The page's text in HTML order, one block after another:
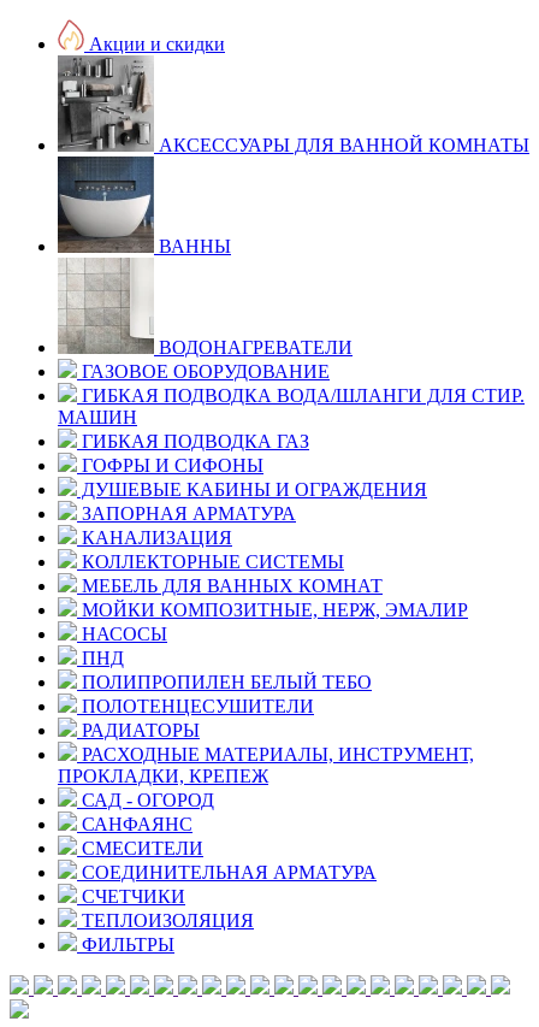
Акции и скидки
АКСЕССУАРЫ ДЛЯ ВАННОЙ КОМНАТЫ
ВАННЫ
ВОДОНАГРЕВАТЕЛИ
ГАЗОВОЕ ОБОРУДОВАНИЕ
ГИБКАЯ ПОДВОДКА ВОДА/ШЛАНГИ ДЛЯ СТИР.
МАШИН
ГИБКАЯ ПОДВОДКА ГАЗ
ГОФРЫ И СИФОНЫ
ДУШЕВЫЕ КАБИНЫ И ОГРАЖДЕНИЯ
ЗАПОРНАЯ АРМАТУРА
КАНАЛИЗАЦИЯ
КОЛЛЕКТОРНЫЕ СИСТЕМЫ
МЕБЕЛЬ ДЛЯ ВАННЫХ КОМНАТ
МОЙКИ КОМПОЗИТНЫЕ, НЕРЖ, ЭМАЛИР
НАСОСЫ
ПНД
ПОЛИПРОПИЛЕН БЕЛЫЙ ТЕБО
ПОЛОТЕНЦЕСУШИТЕЛИ
РАДИАТОРЫ
РАСХОДНЫЕ МАТЕРИАЛЫ, ИНСТРУМЕНТ,
ПРОКЛАДКИ, КРЕПЕЖ
САД - ОГОРОД
САНФАЯНС
СМЕСИТЕЛИ
СОЕДИНИТЕЛЬНАЯ АРМАТУРА
СЧЕТЧИКИ
ТЕПЛОИЗОЛЯЦИЯ
ФИЛЬТРЫ